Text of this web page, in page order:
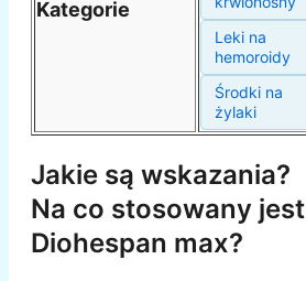
Kategorie
Leki na
hemoroidy
Środki na
żylaki
Jakie są wskazania?
Na co stosowany jest
Diohespan max?